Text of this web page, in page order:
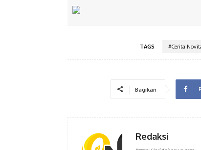
TAGS #Cerita
Bagikan
Redaksi